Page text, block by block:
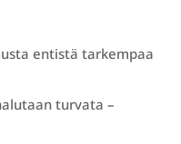
entistä tarkempaa
turvata –